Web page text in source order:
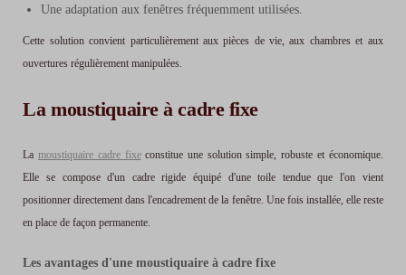
Une adaptation aux fenêtres fréquemment utilisées.
Cette solution convient particulièrement aux pièces de vie, aux chambres et aux
ouvertures régulièrement manipulées.
La moustiquaire à cadre fixe
Lamoustiquaire cadre fixeconstitue une solution simple, robuste et économique.
Elle se compose d'un cadre rigide équipé d'une toile tendue que l'on vient
positionner directement dans l'encadrement de la fenêtre. Une fois installée, elle reste
en place de façon permanente.
Les avantages d'une moustiquaire à cadre fixe